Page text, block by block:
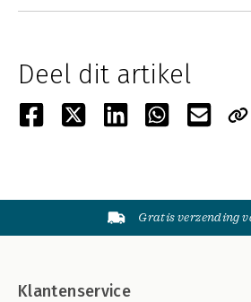
Deel dit artikel
Gratis verzending
Klantenservice